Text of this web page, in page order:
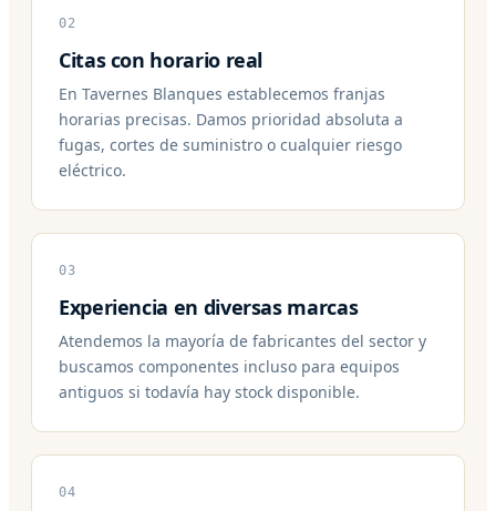
02
Citas con horario real
En Tavernes Blanques establecemos franjas
horarias precisas. Damos prioridad absoluta a
fugas, cortes de suministro o cualquier riesgo
eléctrico.
03
Experiencia en diversas marcas
Atendemos la mayoría de fabricantes del sector y
buscamos componentes incluso para equipos
antiguos si todavía hay stock disponible.
04